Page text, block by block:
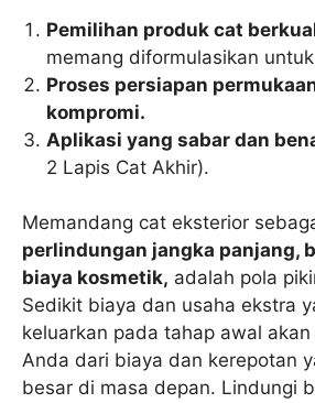
Pemilihan produk cat
memang diformulasikan
Proses persiapan
kompromi.
Aplikasi yang sabar dan
2 Lapis Cat Akhir).
Memandang cat eksterior
perlindungan jangka panjang,
biaya kosmetik, adalah pola
Sedikit biaya dan usaha ekstra
keluarkan pada tahap awal
Anda dari biaya dan kerepotan
besar di masa depan. Lindungi